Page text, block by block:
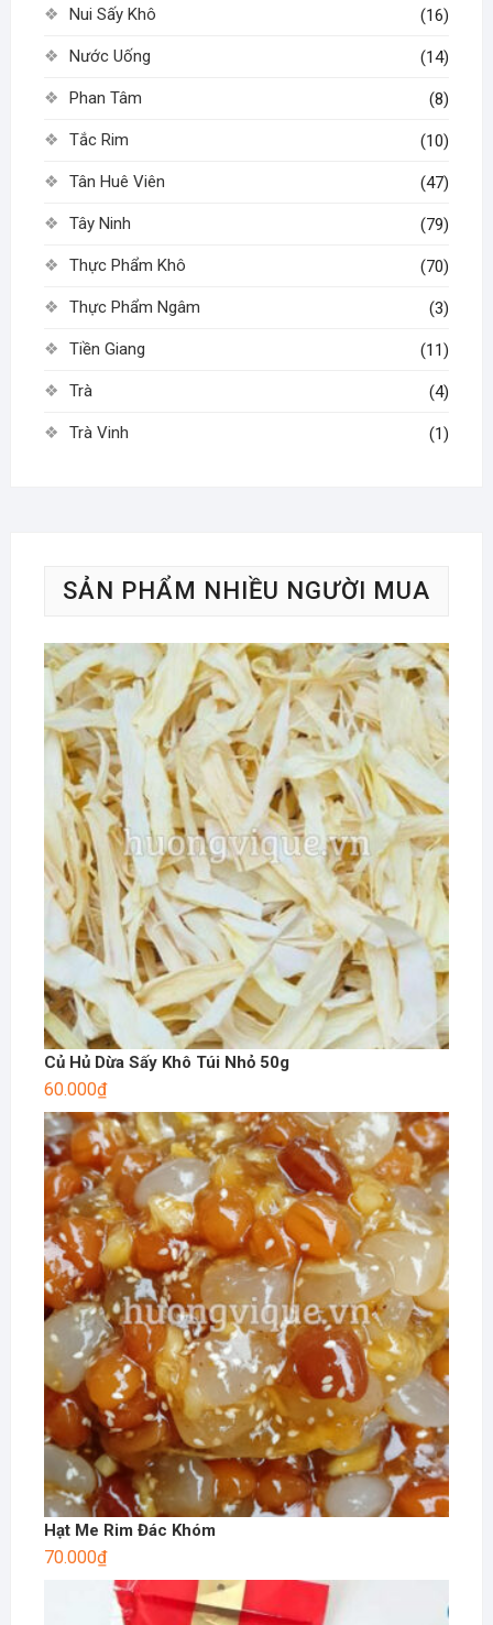
Nui Sấy Khô (16)
Nước Uống (14)
Phan Tâm (8)
Tắc Rim (10)
Tân Huê Viên (47)
Tây Ninh (79)
Thực Phẩm Khô (70)
Thực Phẩm Ngâm (3)
Tiền Giang (11)
Trà (4)
Trà Vinh (1)
SẢN PHẨM NHIỀU NGƯỜI MUA
Củ Hủ Dừa Sấy Khô Túi Nhỏ 50g
60.000₫
Hạt Me Rim Đác Khóm
70.000₫